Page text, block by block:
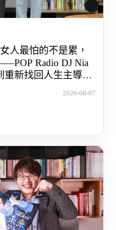
人最怕的不是累，
Radio DJ Nia
重新找回人生主導權
2026-08-07